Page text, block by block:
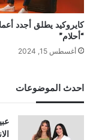
كايروكيد يطلق أجدد
“أحلام”
أغسطس 15, 2024
احدث الموضوعات